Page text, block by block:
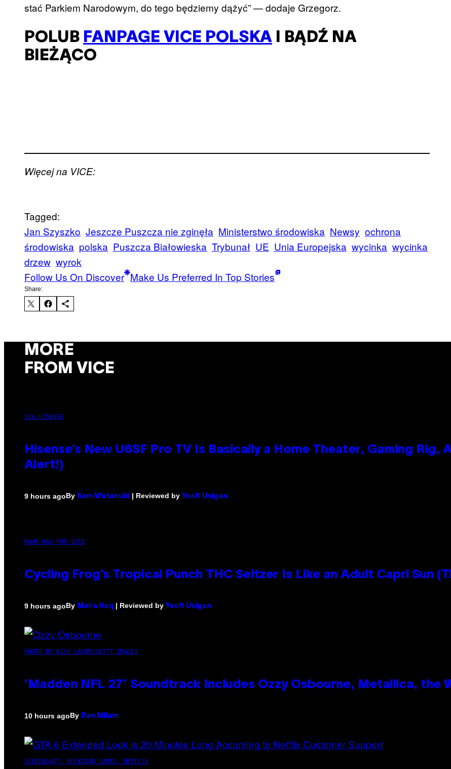
stać Parkiem Narodowym, do tego będziemy dążyć” — dodaje Grzegorz.
POLUB FANPAGE VICE POLSKA I BĄDŹ NA
BIEŻĄCO
Więcej na VICE:
Tagged:
Jan Szyszko Jeszcze Puszcza nie zginęła Ministerstwo środowiska Newsy ochrona
środowiska polska Puszcza Białowieska Trybunał UE Unia Europejska wycinka wycinka
drzew wyrok
Follow Us On Discover Make Us Preferred In Top Stories
Share:
MORE
FROM VICE
VIA HISENSE
Hisense’s New U6SF Pro TV Is Basically a Home Theater, Gaming Rig,
Alert!)
9 hours agoBy Sam Watanuki | Reviewed by Ysolt Usigan
MAHA HAQ FOR VICE
Cycling Frog’s Tropical Punch THC Seltzer Is Like an Adult Capri Sun
9 hours agoBy Maha Haq | Reviewed by Ysolt Usigan
PHOTO BY NICK LAHAM/GETTY IMAGES
‘Madden NFL 27’ Soundtrack Includes Ozzy Osbourne, Metallica, the
10 hours agoBy Dan Milam
SCREENSHOT: ROCKSTAR GAMES, NETFLIX